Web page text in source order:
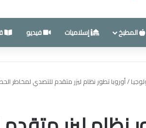
المطبخ إسلاميات فيديو
/أوروبا تطور نظام ليزر متقدم للتصدي لمخاطر